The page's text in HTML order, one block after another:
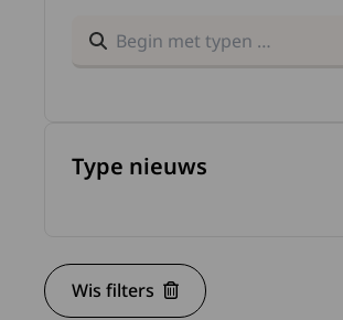
Zoek binnen nieuwstypes
Type nieuws
Wis filters